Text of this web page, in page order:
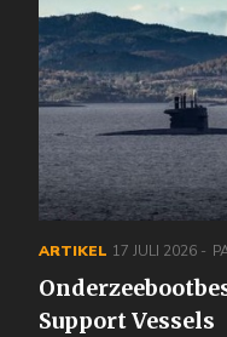
ARTIKEL 17 JULI 2026
Support Vessels